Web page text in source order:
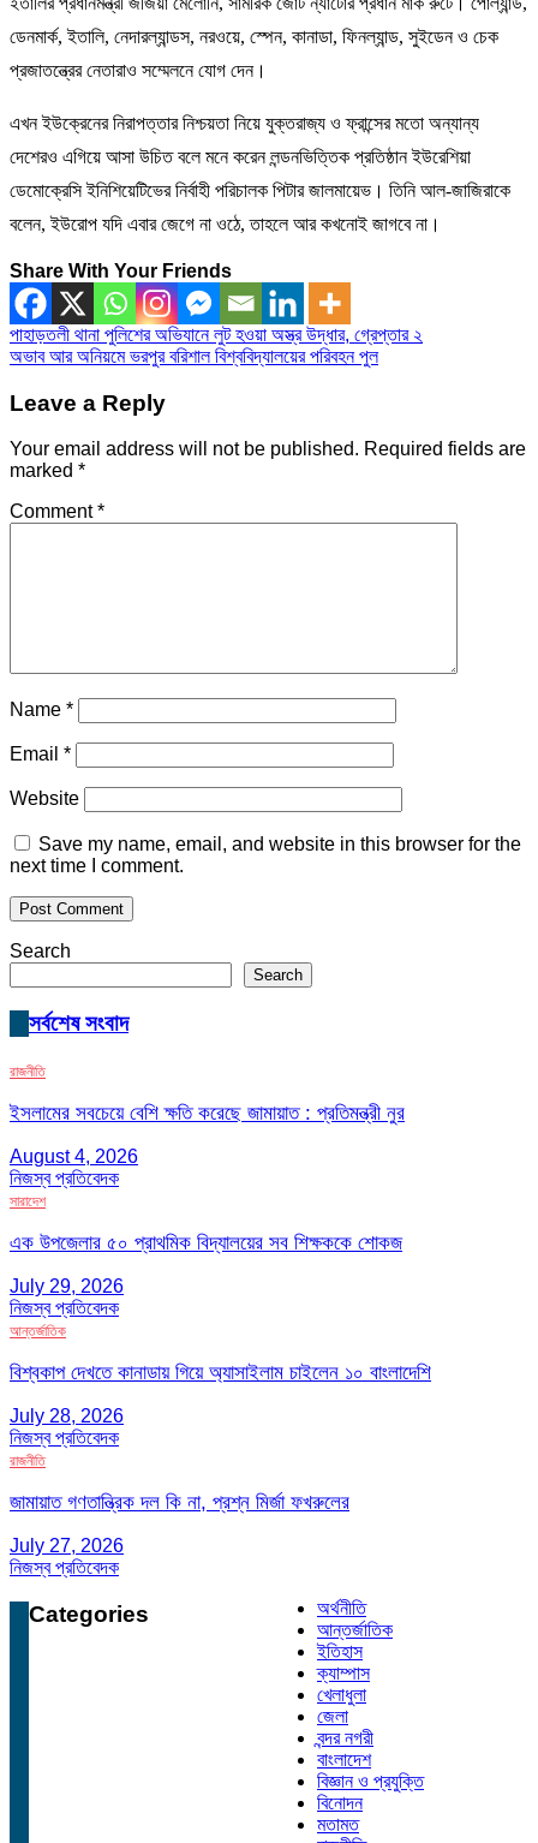
ডেনমার্ক, ইতালি, নেদারল্যান্ডস, নরওয়ে, স্পেন, কানাডা, ফিনল্যান্ড, সুইডেন ও চেক
প্রজাতন্ত্রের নেতারাও সম্মেলনে যোগ দেন।
এখন ইউক্রেনের নিরাপত্তার নিশ্চয়তা নিয়ে যুক্তরাজ্য ও ফ্রান্সের মতো অন্যান্য
দেশেরও এগিয়ে আসা উচিত বলে মনে করেন লন্ডনভিত্তিক প্রতিষ্ঠান ইউরেশিয়া
ডেমোক্রেসি ইনিশিয়েটিভের নির্বাহী পরিচালক পিটার জালমায়েভ। তিনি আল-জাজিরাকে
বলেন, ইউরোপ যদি এবার জেগে না ওঠে, তাহলে আর কখনোই জাগবে না।
Share With Your Friends
Post
navigation
পাহাড়তলী থানা পুলিশের অভিযানে লুট হওয়া অস্ত্র উদ্ধার, গ্রেপ্তার ২
অভাব আর অনিয়মে ভরপুর বরিশাল বিশ্ববিদ্যালয়ের পরিবহন পুল
Leave a Reply
Your email address will not be published. Required fields are
marked *
Comment*
Name *
Email *
Website
Save my name, email, and website in this browser for the
next time I comment.
Search
Search
সর্বশেষ সংবাদ
রাজনীতি
ইসলামের সবচেয়ে বেশি ক্ষতি করেছে জামায়াত : প্রতিমন্ত্রী নুর
August 4, 2026
নিজস্ব প্রতিবেদক
সারাদেশ
এক উপজেলার ৫০ প্রাথমিক বিদ্যালয়ের সব শিক্ষককে শোকজ
July 29, 2026
নিজস্ব প্রতিবেদক
আন্তর্জাতিক
বিশ্বকাপ দেখতে কানাডায় গিয়ে অ্যাসাইলাম চাইলেন ১০ বাংলাদেশি
July 28, 2026
নিজস্ব প্রতিবেদক
রাজনীতি
জামায়াত গণতান্ত্রিক দল কি না, প্রশ্ন মির্জা ফখরুলের
July 27, 2026
নিজস্ব প্রতিবেদক
Categories
অর্থনীতি
আন্তর্জাতিক
ইতিহাস
ক্যাম্পাস
খেলাধুলা
জেলা
বন্দর নগরী
বাংলাদেশ
বিজ্ঞান ও প্রযুক্তি
বিনোদন
মতামত